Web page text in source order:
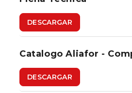
DESCARGAR
Catalogo Aliafor -
DESCARGAR